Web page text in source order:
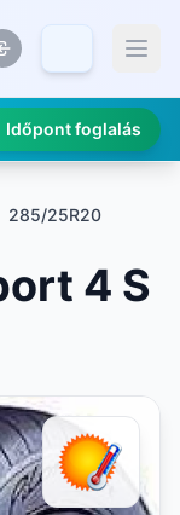
Időpont foglalás
285/25R20
4 S